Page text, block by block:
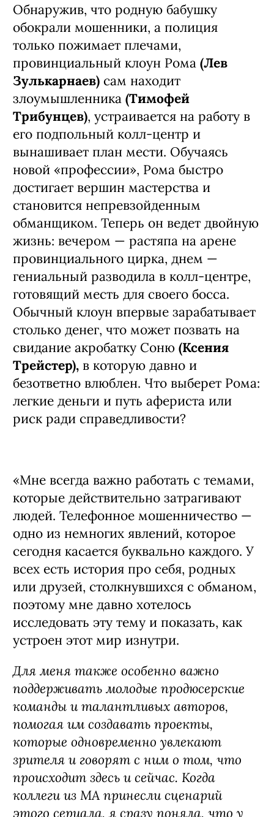
Обнаружив, что родную бабушку
обокрали мошенники, а полиция
только пожимает плечами,
провинциальный клоун Рома (Лев
Зулькарнаев) сам находит
злоумышленника (Тимофей
Трибунцев), устраивается на работу в
его подпольный колл-центр и
вынашивает план мести. Обучаясь
новой «профессии», Рома быстро
достигает вершин мастерства и
становится непревзойденным
обманщиком. Теперь он ведет двойную
жизнь: вечером — растяпа на арене
провинциального цирка, днем —
гениальный разводила в колл-центре,
готовящий месть для своего босса.
Обычный клоун впервые зарабатывает
столько денег, что может позвать на
свидание акробатку Соню (Ксения
Трейстер), в которую давно и
безответно влюблен. Что выберет Рома:
легкие деньги и путь афериста или
риск ради справедливости?
«Мне всегда важно работать с темами,
которые действительно затрагивают
людей. Телефонное мошенничество —
одно из немногих явлений, которое
сегодня касается буквально каждого. У
всех есть история про себя, родных
или друзей, столкнувшихся с обманом,
поэтому мне давно хотелось
исследовать эту тему и показать, как
устроен этот мир изнутри.
Для меня также особенно важно
поддерживать молодые продюсерские
команды и талантливых авторов,
помогая им создавать проекты,
которые одновременно увлекают
зрителя и говорят с ним о том, что
происходит здесь и сейчас. Когда
коллеги из MA принесли сценарий
этого сериала, я сразу поняла, что у